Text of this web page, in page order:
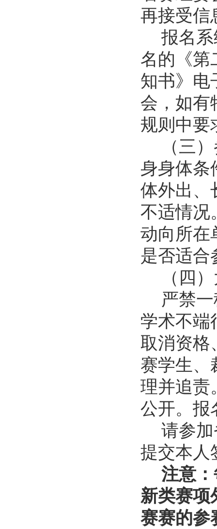
再接受信
报名
名的《第
知书》电
会，如有
规则中要
（三
身身体条
体外出、
不适情况
动向所在
是否适合
（四
严禁
学术不端
取消资格
赛学生、
理并追责
公开。报
请参
提交本人
注意
新类赛项
赛赛的参